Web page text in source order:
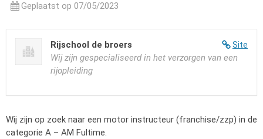
Geplaatst op 07/05/2023
Site
Rijschool de broers
Wij zijn gespecialiseerd in het verzorgen van een
rijopleiding
Wij zijn op zoek naar een motor instructeur (franchise/zzp) in de
categorie A – AM Fultime.